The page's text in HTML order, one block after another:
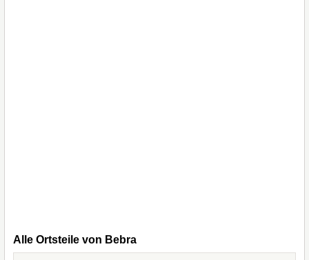
Alle Ortsteile von Bebra